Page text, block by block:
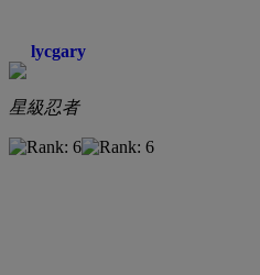
lycgary
星級忍者